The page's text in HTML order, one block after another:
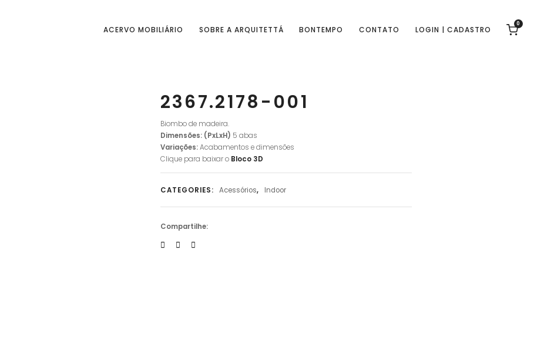
ACERVO MOBILIÁRIO SOBRE A ARQUITETTÁ BONTEMPO CONTATO LOGIN | CADASTRO
0
2367.2178-001
Biombo de madeira.
Dimensões: (PxLxH) 5 abas
Variações:Acabamentos e dimensões
Clique para baixar o Bloco 3D
CATEGORIES: Acessórios, Indoor
Compartilhe: